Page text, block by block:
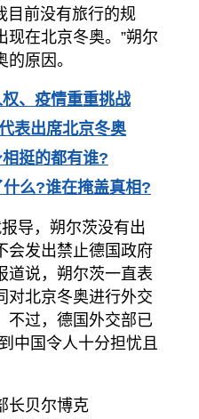
目前没有旅行的规
在北京冬奥。”朔尔
原因。
、疫情重重挑战
表出席北京冬奥
挺的都有谁?
么?谁在掩盖真相?
导，朔尔茨没有出
会发出禁止德国政府
道说，朔尔茨一直表
对北京冬奥进行外交
不过，德国外交部已
中国令人十分担忧且
长贝尔博克